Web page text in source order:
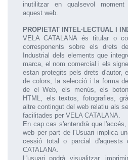
inutilitzar en qualsevol
aquest web.
PROPIETAT INTEL·LECTUAL I
VELA CATALANA és titular o
corresponents sobre els drets
Industrial dels elements que
marca, el nom comercial i els
estan protegits pels drets d'autor,
de colors, la selecció i la forma
de el Web, els menús, els
HTML, els textos, fotografies,
altre contingut del web relatiu als
facilitades per VELA CATALANA.
En cap cas s'entendrà que
web per part de l'Usuari implica
cessió total o parcial
CATALANA.
L'usuari podrà visualitzar,